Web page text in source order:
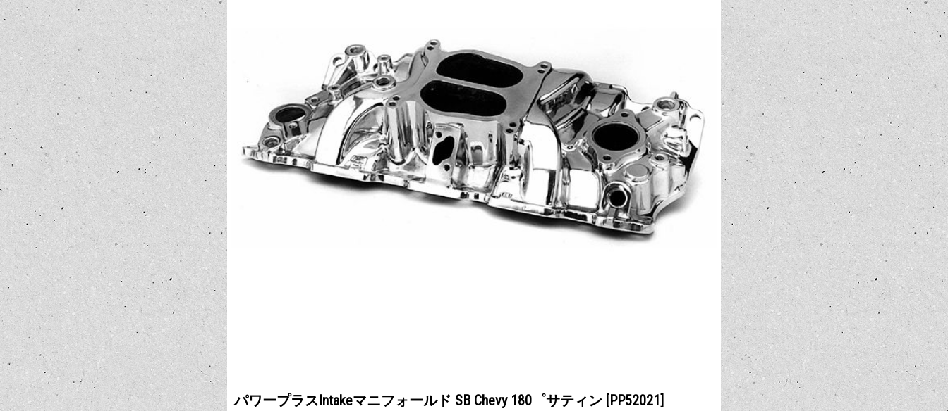
パワープラスIntakeマニフォールド SB Chevy 180゜サティン [PP52021]